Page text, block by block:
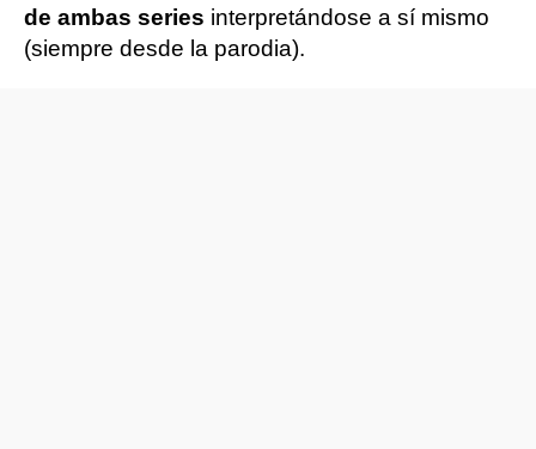
de ambas series interpretándose a sí mismo
(siempre desde la parodia).